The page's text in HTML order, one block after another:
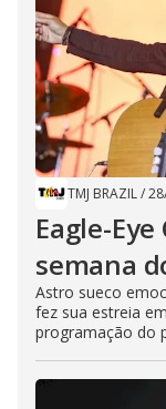
TMJ BRAZIL/
Eagle-
semana
Astro sueco
fez sua estreia
programação do